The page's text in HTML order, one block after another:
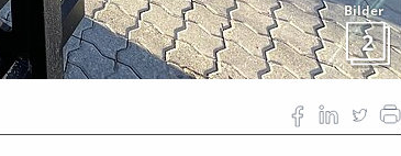
Bilder
2